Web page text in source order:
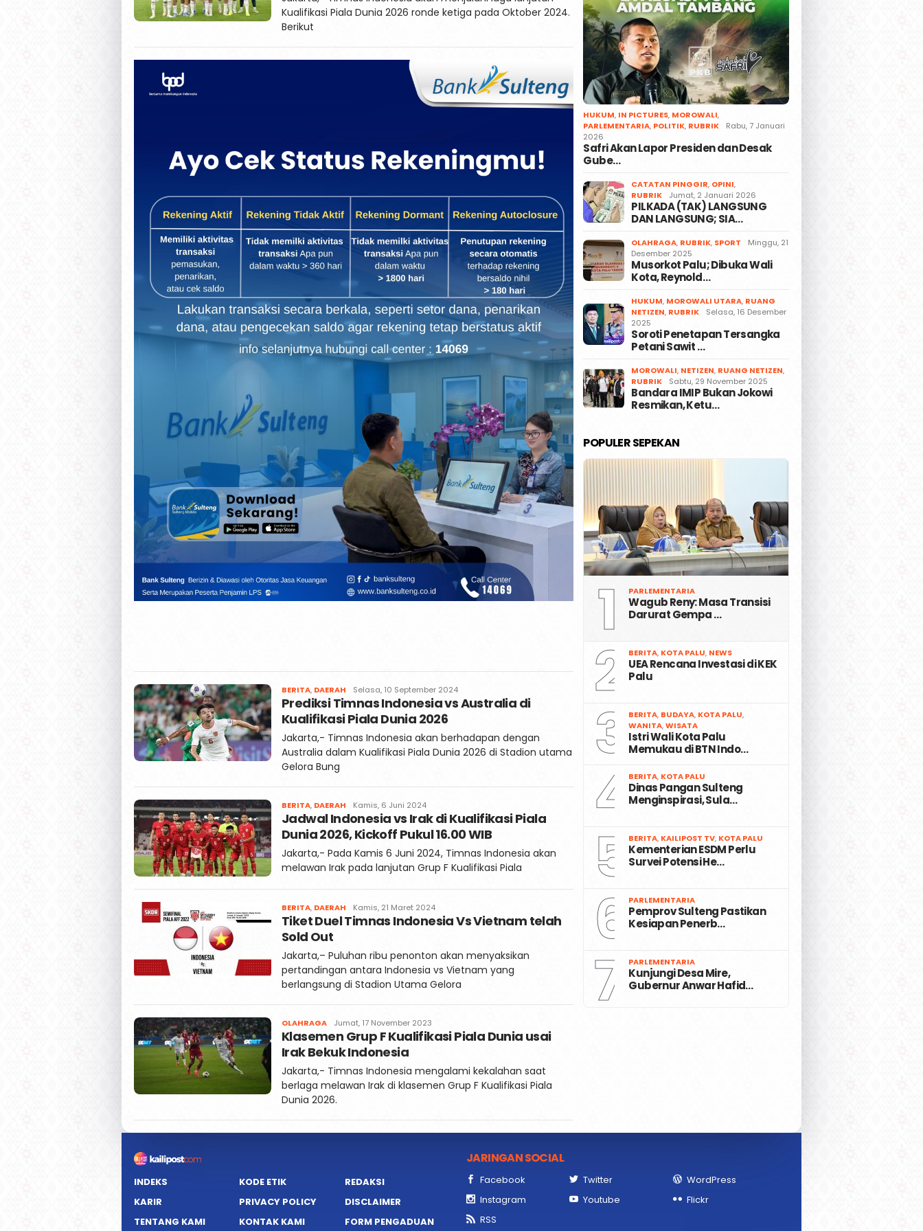
Kualifikasi Piala Dunia 2026 ronde ketiga pada Oktober 2024.
Berikut
BERITA, DAERAH Redaksi
Kaili
Post
Selasa, 10 September 2024
Prediksi Timnas Indonesia vs Australia di
Kualifikasi Piala Dunia 2026
Jakarta,- Timnas Indonesia akan berhadapan dengan
Australia dalam Kualifikasi Piala Dunia 2026 di Stadion utama
Gelora Bung
BERITA, DAERAH Redaksi
Kaili
Post
Kamis, 6 Juni 2024
Jadwal Indonesia vs Irak di Kualifikasi Piala
Dunia 2026, Kickoff Pukul 16.00 WIB
Jakarta,- Pada Kamis 6 Juni 2024, Timnas Indonesia akan
melawan Irak pada lanjutan Grup F Kualifikasi Piala
BERITA, DAERAH Redaksi
Kaili
Post
Kamis, 21 Maret 2024
Tiket Duel Timnas Indonesia Vs Vietnam telah
Sold Out
Jakarta,– Puluhan ribu penonton akan menyaksikan
pertandingan antara Indonesia vs Vietnam yang
berlangsung di Stadion Utama Gelora
OLAHRAGARedaksi
Kaili
Post
Jumat, 17 November 2023
Klasemen Grup F Kualifikasi Piala Dunia usai
Irak Bekuk Indonesia
Jakarta,- Timnas Indonesia mengalami kekalahan saat
berlaga melawan Irak di klasemen Grup F Kualifikasi Piala
Dunia 2026.
HUKUM, IN PICTURES, MOROWALI,
PARLEMENTARIA, POLITIK, RUBRIK
Rabu, 7 Januari
2026
Safri Akan Lapor Presiden dan Desak
Gube…
CATATAN PINGGIR, OPINI,
RUBRIK
Jumat, 2 Januari 2026
PILKADA (TAK) LANGSUNG
DAN LANGSUNG; SIA…
OLAHRAGA, RUBRIK, SPORT
Minggu, 21
Desember 2025
Musorkot Palu; Dibuka Wali
Kota, Reynold…
HUKUM, MOROWALI UTARA, RUANG
NETIZEN, RUBRIK
Selasa, 16 Desember
2025
Soroti Penetapan Tersangka
Petani Sawit …
MOROWALI, NETIZEN, RUANG NETIZEN,
RUBRIK
Sabtu, 29 November 2025
Bandara IMIP Bukan Jokowi
Resmikan, Ketu…
POPULER SEPEKAN
1 PARLEMENTARIA
Wagub Reny: Masa Transisi
Darurat Gempa …
2 BERITA, KOTA PALU, NEWS
UEA Rencana Investasi di KEK
Palu
3 BERITA, BUDAYA, KOTA PALU,
WANITA,WISATA
Istri Wali Kota Palu
Memukau di BTN Indo…
4 BERITA, KOTA PALU
Dinas Pangan Sulteng
Menginspirasi, Sula…
5 BERITA, KAILIPOST TV, KOTA PALU
Kementerian ESDM Perlu
Survei Potensi He…
6 PARLEMENTARIA
Pemprov Sulteng Pastikan
Kesiapan Penerb…
7 PARLEMENTARIA
Kunjungi Desa Mire,
Gubernur Anwar Hafid…
INDEKS KODE ETIK
REDAKSI
KARIR
PRIVACY POLICY
DISCLAIMER
TENTANG KAMI
KONTAK KAMI FORM PENGADUAN
JARINGAN SOCIAL
Facebook Twitter
WordPress
Instagram
Youtube
Flickr
RSS